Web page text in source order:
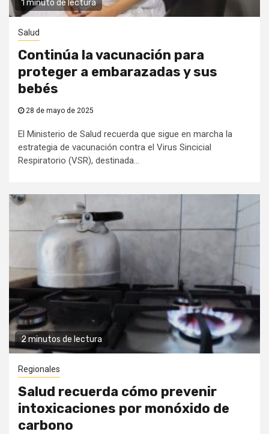
1 minuto de lectura
Salud
Continúa la vacunación para
proteger a embarazadas y sus
bebés
28 de mayo de 2025
El Ministerio de Salud recuerda que sigue en marcha la
estrategia de vacunación contra el Virus Sincicial
Respiratorio (VSR), destinada...
2 minutos de lectura
Regionales
Salud recuerda cómo prevenir
intoxicaciones por monóxido de
carbono